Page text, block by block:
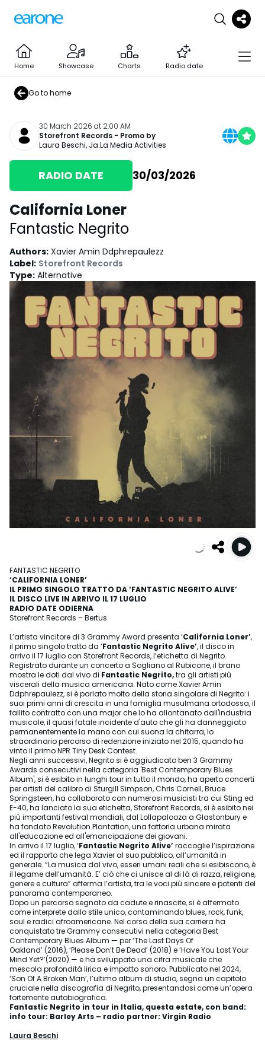
Home Showcase Charts Radio date
Go to home
30 March 2026 at 2:00 AM
Storefront Records - Promo by
Laura Beschi, Ja.La Media Activities
RADIO DATE 30/03/2026
California Loner
Fantastic Negrito
Authors: Xavier Amin Ddphrepaulezz
Label: Storefront Records
Type: Alternative
FANTASTIC NEGRITO
‘CALIFORNIA LONER’
IL PRIMO SINGOLO TRATTO DA ‘FANTASTIC NEGRITO ALIVE’
IL DISCO LIVE IN ARRIVO IL 17 LUGLIO
RADIO DATE ODIERNA
Storefront Records – Bertus
L’artista vincitore di 3 Grammy Award presenta ‘California Loner’,
il primo singolo tratto da ‘Fantastic Negrito Alive’, il disco in
arrivo il 17 luglio con Storefront Records, l’etichetta di Negrito.
Registrato durante un concerto a Sogliano al Rubicone, il brano
mostra le doti dal vivo di Fantastic Negrito,tra gli artisti più
viscerali della musica americana. Nato come Xavier Amin
Ddphrepaulezz, si è parlato molto della storia singolare di Negrito: i
suoi primi anni di crescita in una famiglia musulmana ortodossa, il
fallito contratto con una major che lo ha allontanato dall'industria
musicale, il quasi fatale incidente d'auto che gli ha danneggiato
permanentemente la mano con cui suona la chitarra, lo
straordinario percorso di redenzione iniziato nel 2015, quando ha
vinto il primo NPR Tiny Desk Contest.
Negli anni successivi, Negrito si è aggiudicato ben 3 Grammy
Awards consecutivi nella categoria 'Best Contemporary Blues
Album', si è esibito in lunghi tour in tutto il mondo, ha aperto concerti
per artisti del calibro di Sturgill Simpson, Chris Cornell, Bruce
Springsteen, ha collaborato con numerosi musicisti tra cui Sting ed
E-40, ha lanciato la sua etichetta, Storefront Records, si è esibito nei
più importanti festival mondiali, dal Lollapalooza a Glastonbury e
ha fondato Revolution Plantation, una fattoria urbana mirata
all'educazione ed all'emancipazione dei giovani.
In arrivo il 17 luglio, ‘Fantastic Negrito Alive’raccoglie l’ispirazione
ed il rapporto che lega Xavier al suo pubblico, all’umanità in
generale. “La musica dal vivo, esseri umani reali che si esibiscono, è
il legame dell’umanità. E’ ciò che ci unisce al di là di razza, religione,
genere e cultura” afferma l’artista, tra le voci più sincere e potenti del
panorama contemporaneo.
Dopo un percorso segnato da cadute e rinascite, si è affermato
come interprete dallo stile unico, contaminando blues, rock, funk,
soul e radici afroamericane. Nel corso della sua carriera ha
conquistato tre Grammy consecutivi nella categoria Best
Contemporary Blues Album — per ‘The Last Days Of
Oakland’ (2016), ‘Please Don’t Be Dead’ (2018) e ‘Have You Lost Your
Mind Yet?’(2020) — e ha sviluppato una cifra musicale che
mescola profondità lirica e impatto sonoro. Pubblicato nel 2024,
‘Son Of A Broken Man’, l’ultimo album di studio, segna un capitolo
cruciale nella discografia di Negrito, presentandosi come un’opera
fortemente autobiografica.
Fantastic Negrito in tour in Italia, questa estate, con band:
info tour: Barley Arts – radio partner: Virgin Radio
Laura Beschi